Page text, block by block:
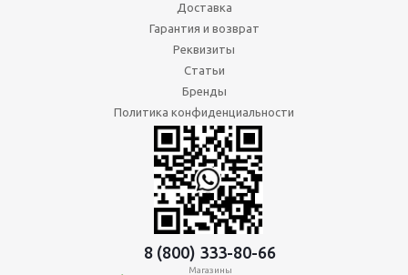
Доставка
Гарантия и возврат
Реквизиты
Статьи
Бренды
Политика конфиденциальности
8 (800) 333-80-66
Магазины